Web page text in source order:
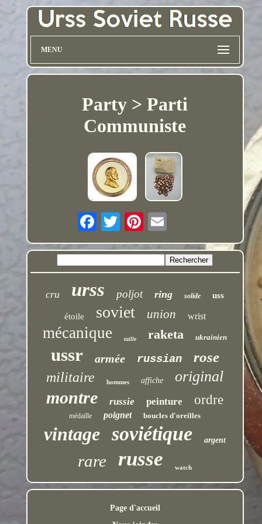
MENU
Party > Parti
Communiste
cru urss poljot ring solide uss
étoile soviet union wrist
mécanique taille raketa ukrainien
ussr armée russian rose
militaire hommes affiche original
montre russie peinture ordre
médaille poignet boucles d'oreilles
vintage soviétique argent
rare russe watch
Page d'accueil